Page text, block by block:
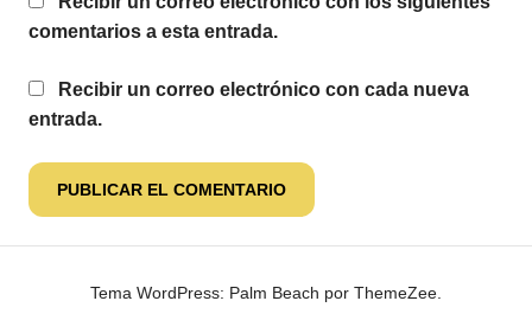
comentarios a esta entrada.
Recibir un correo electrónico con cada nueva
entrada.
Tema WordPress: Palm Beach por ThemeZee.